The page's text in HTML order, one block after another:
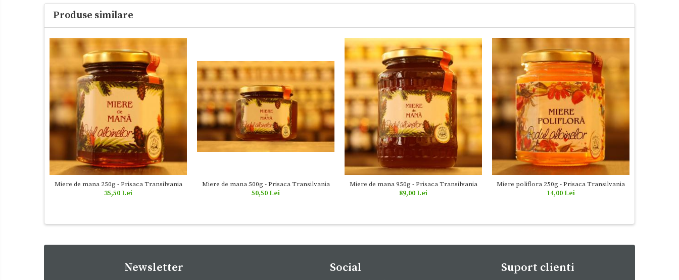
Produse similare
Miere de mana 250g - Prisaca Transilvania
35,50 Lei
Miere de mana 500g - Prisaca Transilvania
50,50 Lei
Miere de mana 950g - Prisaca Transilvania
89,00 Lei
Miere poliflora 250g - Prisaca Transilvania
14,00 Lei
Newsletter Social Suport clienti